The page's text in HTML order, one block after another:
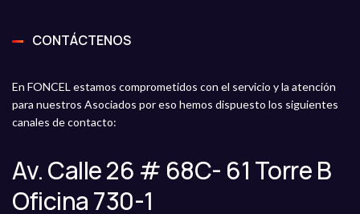
CONTÁCTENOS
En FONCEL estamos comprometidos con el servicio y la atención
para nuestros Asociados por eso hemos dispuesto los siguientes
canales de contacto:
Av. Calle 26 # 68C- 61 Torre B
Oficina 730-1